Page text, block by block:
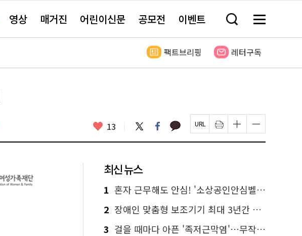
영상 매거진 어린이신문 공모전 이벤트 검
창
기
메
전
보
팩트브리핑 레터구독
좋
요
13 트
위
터
페
이
스
카
카 페
이
지
인
쇄
하
글
자
크
하
기
글
자
크
하
기
최신 뉴스
1 혼자 근무해도 안심! '소상공인안심벨' 신청하세요
2 장애인 맞춤형 보조기기 최대 3년간 무상 대여…삶의 질 높인다
3 걸을 때마다 아픈 '족저근막염'…무작정 참지 말고 '이것' 해보세요!